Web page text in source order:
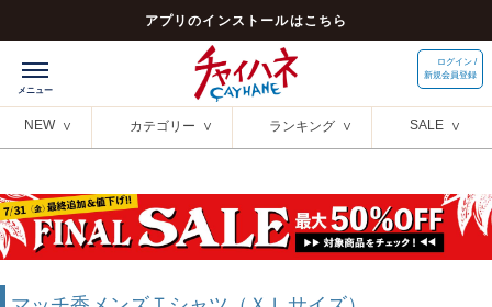
アプリのインストールはこちら
ログイン /
新規会員登録
NEW カテゴリー ランキング SALE